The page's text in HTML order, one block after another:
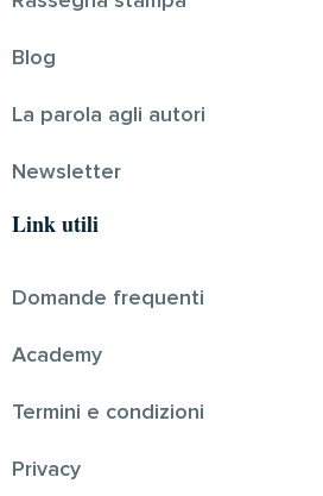
Blog
La parola agli autori
Newsletter
Link utili
Domande frequenti
Academy
Termini e condizioni
Privacy